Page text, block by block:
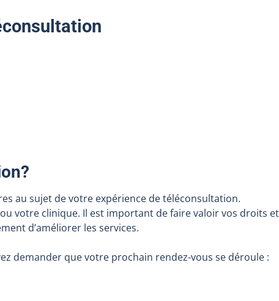
au sujet de votre expérience de téléconsultation.
votre clinique. Il est important de faire valoir vos droits et
d’améliorer les services.
demander que votre prochain rendez-vous se déroule :